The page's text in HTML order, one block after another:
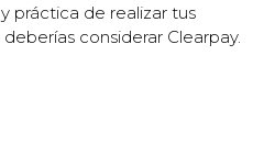
práctica de realizar tus
considerar Clearpay.